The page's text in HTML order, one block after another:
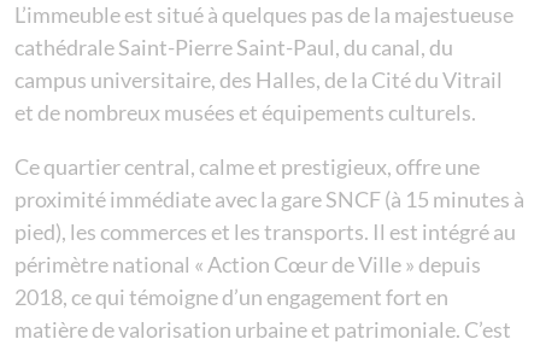
L’immeuble est situé à quelques pas de la majestueuse
cathédrale Saint-Pierre Saint-Paul, du canal, du
campus universitaire, des Halles, de la Cité du Vitrail
et de nombreux musées et équipements culturels.
Ce quartier central, calme et prestigieux, offre une
proximité immédiate avec la gare SNCF (à 15 minutes à
pied), les commerces et les transports. Il est intégré au
périmètre national « Action Cœur de Ville » depuis
2018, ce qui témoigne d’un engagement fort en
matière de valorisation urbaine et patrimoniale. C’est